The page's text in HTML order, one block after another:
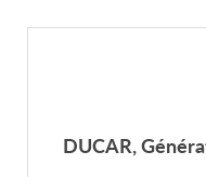
DUCAR,